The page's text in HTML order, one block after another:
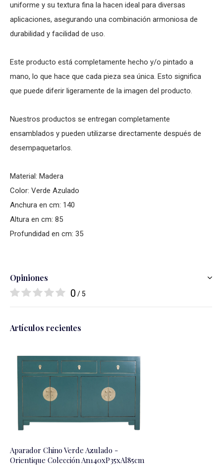
uniforme y su textura fina la hacen ideal para diversas
aplicaciones, asegurando una combinación armoniosa de
durabilidad y facilidad de uso.
Este producto está completamente hecho y/o pintado a
mano, lo que hace que cada pieza sea única. Esto significa
que puede diferir ligeramente de la imagen del producto.
Nuestros productos se entregan completamente
ensamblados y pueden utilizarse directamente después de
desempaquetarlos.
Material: Madera
Color: Verde Azulado
Anchura en cm: 140
Altura en cm: 85
Profundidad en cm: 35
Opiniones
0 / 5
Artículos recientes
Aparador Chino Verde Azulado -
Orientique Colección An140xP35xAl85cm